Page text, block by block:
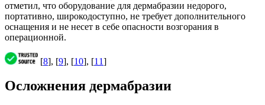
отметил, что оборудование для дермабразии недорого,
портативно, широкодоступно, не требует дополнительного
оснащения и не несет в себе опасности возгорания в
операционной.
[8], [9], [10], [11]
Осложнения дермабразии